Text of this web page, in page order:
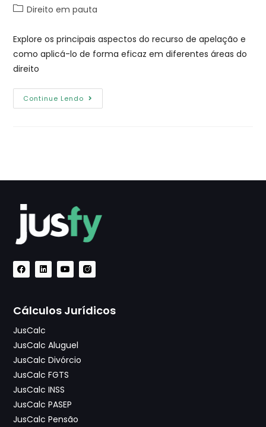
Direito em pauta
Explore os principais aspectos do recurso de apelação e
como aplicá-lo de forma eficaz em diferentes áreas do
direito
Continue Lendo
Cálculos Jurídicos
JusCalc
JusCalc Aluguel
JusCalc Divórcio
JusCalc FGTS
JusCalc INSS
JusCalc PASEP
JusCalc Pensão